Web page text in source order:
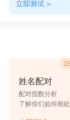
姓名配对
配对指数分析
了解你们如何相处